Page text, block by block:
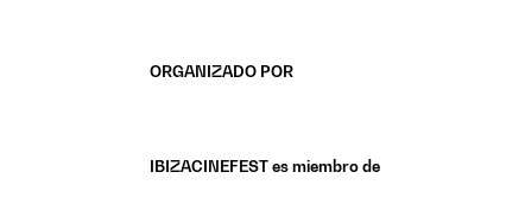
ORGANIZADO POR
IBIZACINEFEST es miembro de